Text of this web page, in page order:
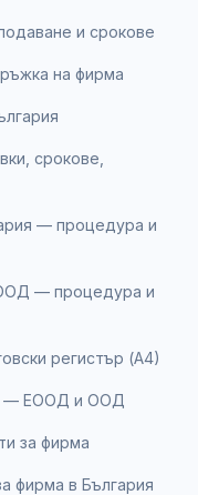
и срокове
на фирма
срокове,
— процедура и
— процедура и
регистър (А4)
— ЕООД и ООД
за фирма
фирма в България